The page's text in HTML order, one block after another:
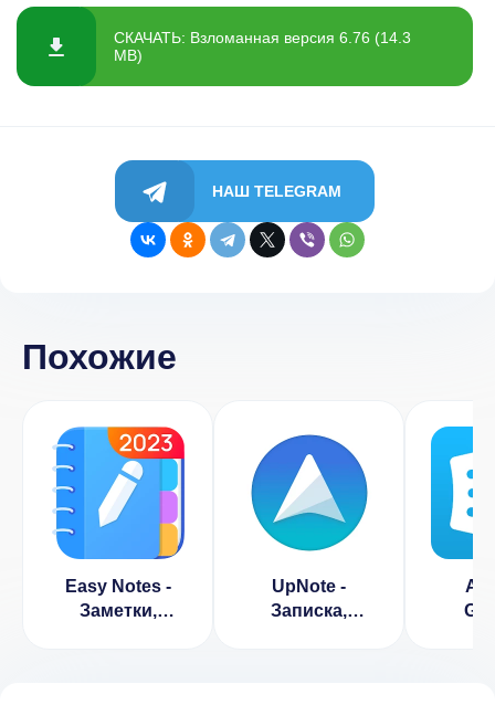
СКАЧАТЬ: Взломанная версия 6.76 (14.3
MB)
НАШ TELEGRAM
Похожие
Easy Notes -
Заметки,
UpNote -
Записка,